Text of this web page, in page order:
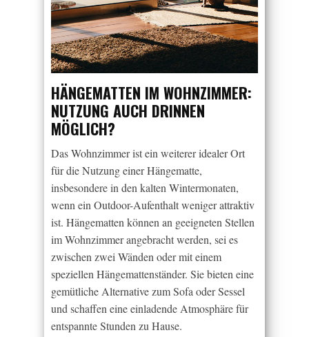
HÄNGEMATTEN IM WOHNZIMMER:
NUTZUNG AUCH DRINNEN
MÖGLICH?
Das Wohnzimmer ist ein weiterer idealer Ort
für die Nutzung einer Hängematte,
insbesondere in den kalten Wintermonaten,
wenn ein Outdoor-Aufenthalt weniger attraktiv
ist. Hängematten können an geeigneten Stellen
im Wohnzimmer angebracht werden, sei es
zwischen zwei Wänden oder mit einem
speziellen Hängemattenständer. Sie bieten eine
gemütliche Alternative zum Sofa oder Sessel
und schaffen eine einladende Atmosphäre für
entspannte Stunden zu Hause.